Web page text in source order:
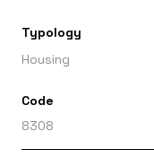
Typology
Housing
Code
8308